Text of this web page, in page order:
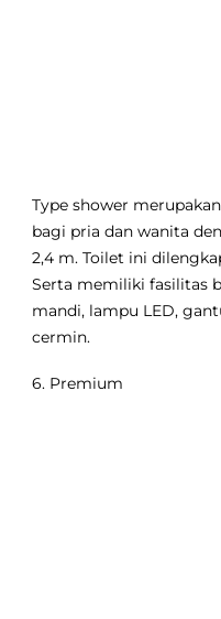
Type shower
bagi pria dan wanita
2,4 m. Toilet ini
Serta memiliki fasilitas
mandi, lampu LED,
cermin.
6. Premium